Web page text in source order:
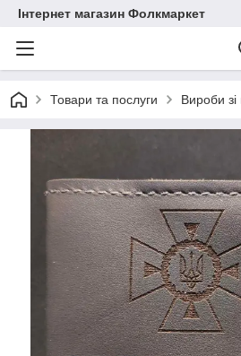
Інтернет магазин Фолкмаркет
Товари та послуги Вироби зі